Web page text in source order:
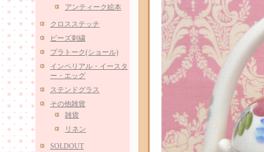
アンティーク絵本
クロスステッチ
ビーズ刺繍
プラトーク(ショール)
インペリアル・イースタ
ー・エッグ
ステンドグラス
その他雑貨
雑貨
リネン
SOLDOUT